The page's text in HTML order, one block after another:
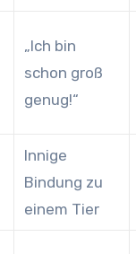
„Ich bin
schon groß
genug!“
Innige
Bindung zu
einem Tier